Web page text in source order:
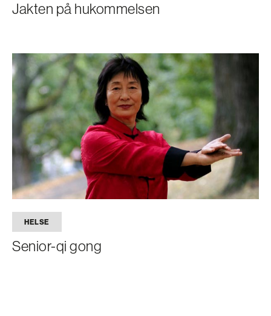
Jakten på hukommelsen
HELSE
Senior-qi gong